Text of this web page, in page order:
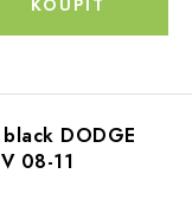
DODGE
08-11